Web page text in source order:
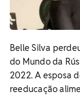
Belle Silva
do Mundo da
2022. A esposa
reeducação